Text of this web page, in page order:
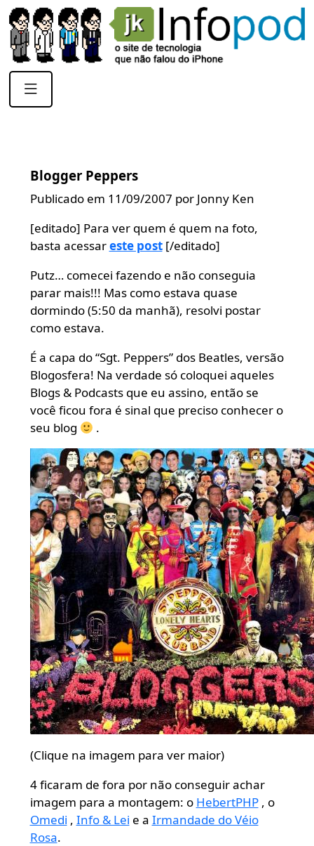
Blogger Peppers
Publicado em 11/09/2007 por Jonny Ken
[editado] Para ver quem é quem na foto,
basta acessareste post[/editado]
Putz… comecei fazendo e não conseguia
parar mais!!! Mas como estava quase
dormindo (5:50 da manhã), resolvi postar
como estava.
É a capa do “Sgt. Peppers” dos Beatles, versão
Blogosfera! Na verdade só coloquei aqueles
Blogs & Podcasts que eu assino, então se
você ficou fora é sinal que preciso conhecer o
seu blog
.
(Clique na imagem para ver maior)
4 ficaram de fora por não conseguir achar
imagem para a montagem: o HebertPHP, o
Omedi , Info & Lei e a Irmandade do Véio
Rosa.